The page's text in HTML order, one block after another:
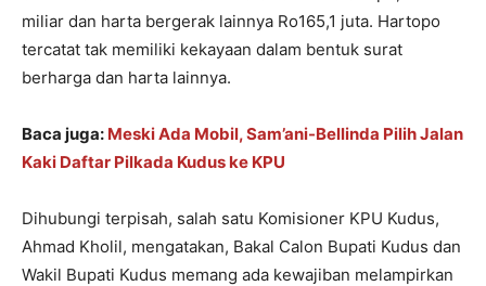
miliar dan harta bergerak lainnya Ro165,1 juta. Hartopo
tercatat tak memiliki kekayaan dalam bentuk surat
berharga dan harta lainnya.
Baca juga: Meski Ada Mobil, Sam’ani-Bellinda Pilih Jalan
Kaki Daftar Pilkada Kudus ke KPU
Dihubungi terpisah, salah satu Komisioner KPU Kudus,
Ahmad Kholil, mengatakan, Bakal Calon Bupati Kudus dan
Wakil Bupati Kudus memang ada kewajiban melampirkan